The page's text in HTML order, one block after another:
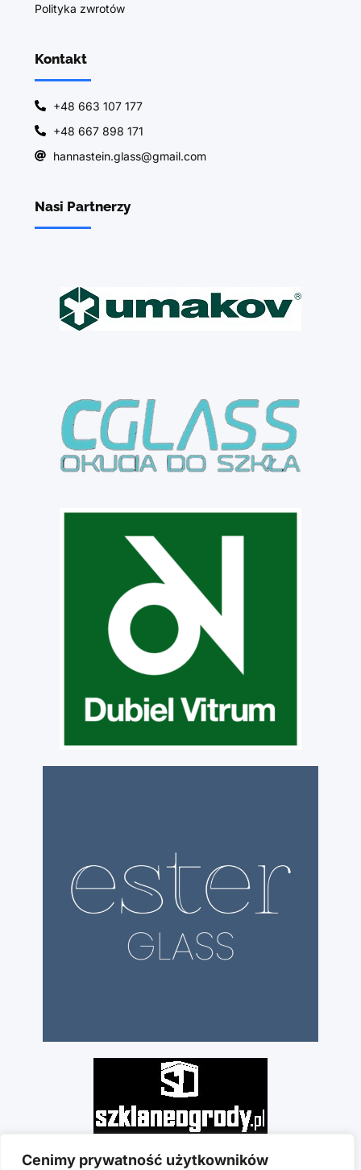
Cenimy prywatność użytkowników
Polityka zwrotów
Kontakt
+48 663 107 177
+48 667 898 171
hannastein.glass@gmail.com
Nasi Partnerzy